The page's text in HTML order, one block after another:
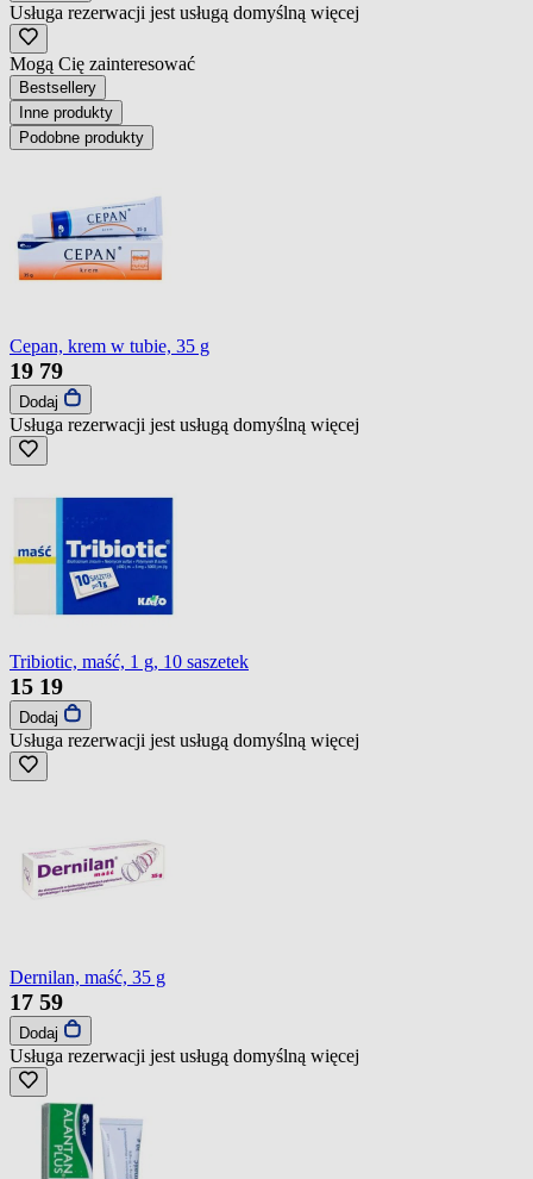
Usługa rezerwacji jest usługą domyślną więcej
Mogą Cię zainteresować
Bestsellery
Inne produkty
Podobne produkty
Cepan, krem w tubie, 35 g
19 79
Dodaj
Usługa rezerwacji jest usługą domyślną więcej
Tribiotic, maść, 1 g, 10 saszetek
15 19
Dodaj
Usługa rezerwacji jest usługą domyślną więcej
Dernilan, maść, 35 g
17 59
Dodaj
Usługa rezerwacji jest usługą domyślną więcej